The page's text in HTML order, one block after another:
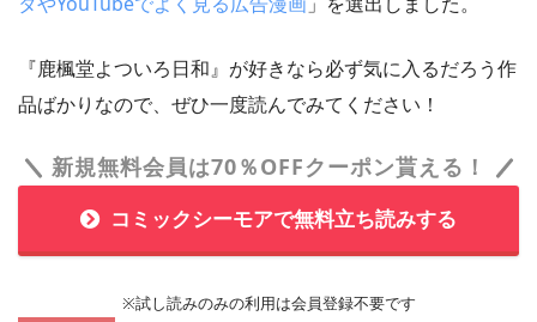
『鹿楓堂よついろ日和』が好きなら必ず気に入るだろう作
品ばかりなので、ぜひ一度読んでみてください！
新規無料会員は70％OFFクーポン貰える！
コミックシーモアで無料立ち読みする
※試し読みのみの利用は会員登録不要です